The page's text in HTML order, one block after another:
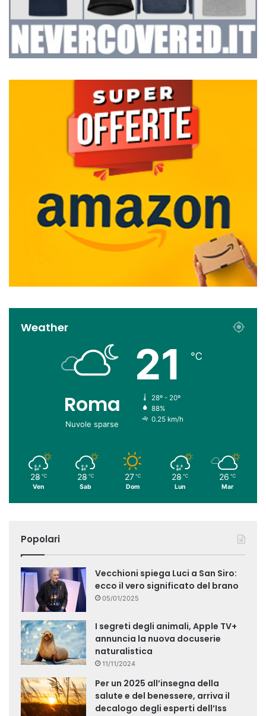
Weather
Roma
Nuvole sparse
21 ℃
28º - 20º
88%
0.25 km/h
28 ℃
Ven
28 ℃
Sab
27 ℃
Dom
28 ℃
Lun
26 ℃
Mar
Popolari
Vecchioni spiega Luci a San Siro:
ecco il vero significato del brano
05/01/2025
I segreti degli animali, Apple TV+
annuncia la nuova docuserie
naturalistica
11/11/2024
Per un 2025 all’insegna della
salute e del benessere, arriva il
decalogo degli esperti dell’Iss